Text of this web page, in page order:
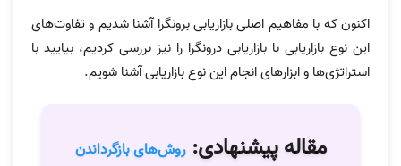
اکنون که با مفاهیم اصلی بازاریابی برونگرا آشنا شدیم و تفاوت‌های
این نوع بازاریابی با بازاریابی درونگرا را نیز بررسی کردیم، بیایید با
استراتژی‌ها و ابزارهای انجام این نوع بازاریابی آشنا شویم.
مقاله پیشنهادی:روش‌های بازگرداندن